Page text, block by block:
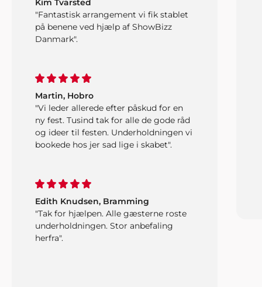
Kim Tvarsted
"Fantastisk arrangement vi fik stablet
på benene ved hjælp af ShowBizz
Danmark".
Martin, Hobro
"Vi leder allerede efter påskud for en
ny fest. Tusind tak for alle de gode råd
og ideer til festen. Underholdningen vi
bookede hos jer sad lige i skabet".
Edith Knudsen, Bramming
"Tak for hjælpen. Alle gæsterne roste
underholdningen. Stor anbefaling
herfra".